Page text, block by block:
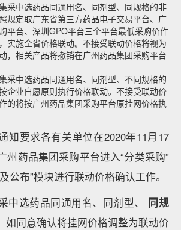
采中选药品同通用名、同剂型、同规格的非
规定取广东省第三方药品电子交易平台、广
平台、深圳GPO平台三个平台最低采购价作
实施全省价格联动。不接受联动价格将视为
，相关产品将撤销在广州药品集团采购平台
采中选药品同通用名、同剂型、不同规格的
企业自愿原则执行价格联动。不接受联动价
的将按广州药品集团采购平台原挂网价格执
知要求各有关单位在2020年11月17
州药品集团采购平台进入“分类采购”
公布”模块进行联动价格确认工作。
中选药品同通用名、同剂型、 同规
如同意确认将挂网价格调整为联动价